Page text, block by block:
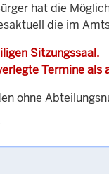
hat die
die im
Sitzungssaal.
Termine als
ohne